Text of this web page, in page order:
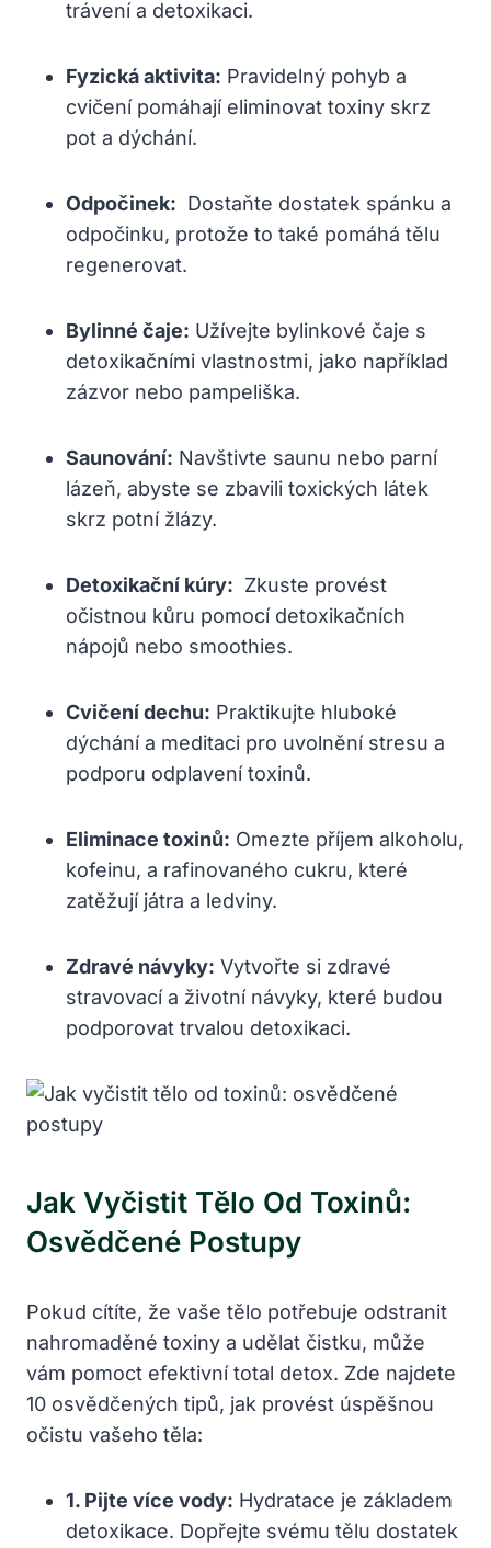
trávení a ‌detoxikaci.
Fyzická aktivita: Pravidelný pohyb ‍a​
cvičení ‍pomáhají ⁣eliminovat ⁣toxiny skrz
pot a dýchání.
Odpočinek: ⁤ Dostaňte ⁣dostatek spánku⁣ a
‍odpočinku,⁢ protože ⁣to také pomáhá tělu
regenerovat.
Bylinné čaje: Užívejte bylinkové čaje s⁣
detoxikačními vlastnostmi,⁢ jako⁢ například
zázvor nebo ⁣pampeliška.
Saunování: Navštivte saunu ‌nebo parní‌
lázeň, abyste⁢ se⁤ zbavili toxických látek‍
skrz potní žlázy.
Detoxikační kúry: ⁤ Zkuste provést
očistnou kůru pomocí ⁢detoxikačních
nápojů nebo‌ smoothies.
Cvičení dechu: Praktikujte‍ hluboké
dýchání⁢ a meditaci pro ​uvolnění stresu a
podporu odplavení ‍toxinů.
Eliminace toxinů: ⁢Omezte příjem alkoholu,
kofeinu,‌ a rafinovaného‌ cukru, které
zatěžují játra a ledviny.
Zdravé návyky: Vytvořte si​ zdravé
stravovací a​ životní ‌návyky,​ které budou
podporovat trvalou detoxikaci.
Jak Vyčistit Tělo⁤ Od Toxinů:
⁣osvědčené Postupy
Pokud cítíte, že⁣ vaše tělo potřebuje odstranit
nahromaděné toxiny a ‌udělat čistku,⁣ může
vám ‍pomoct efektivní total ⁣detox. Zde‍ najdete
10 osvědčených tipů, jak provést úspěšnou​
očistu vašeho těla:
1. Pijte více‍ vody: Hydratace je základem
detoxikace. Dopřejte svému tělu⁤ dostatek⁢